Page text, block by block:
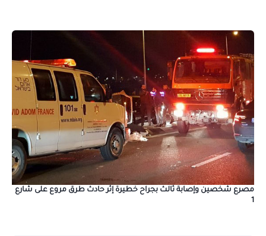
مصرع شخصين وإصابة ثالث بجراح خطيرة إثر حادث طرق مروع على شارع
1